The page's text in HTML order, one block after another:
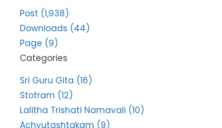
Post (1,938)
Downloads (44)
Page (9)
Categories
Sri Guru Gita (16)
Stotram (12)
Lalitha Trishati Namavali (10)
Achyutashtakam (9)